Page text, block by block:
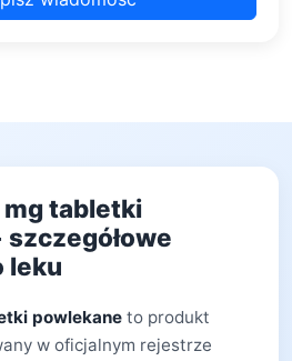
tabletki
leku
powlekane to produkt
w oficjalnym rejestrze